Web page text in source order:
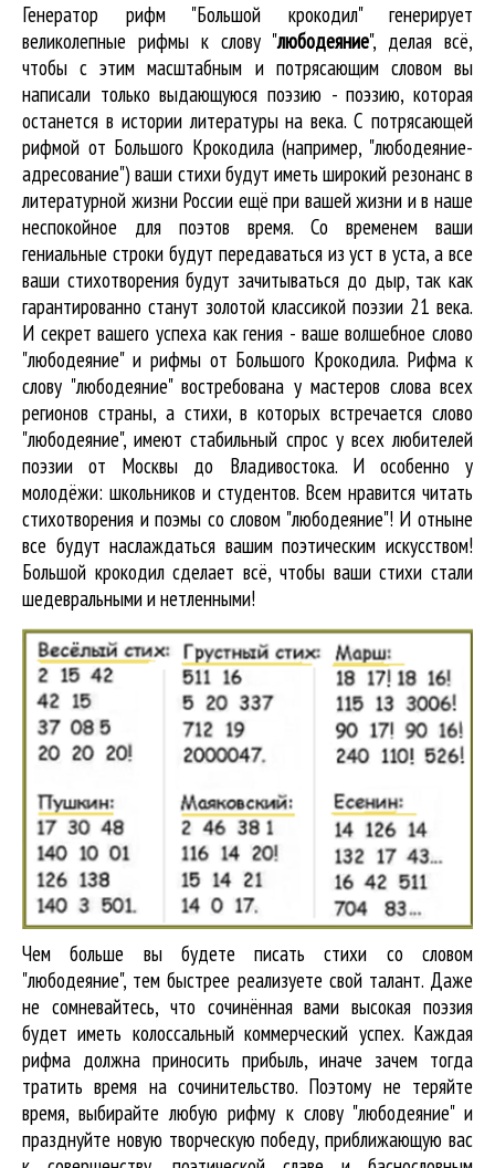
Генератор рифм "Большой крокодил" генерирует
великолепные рифмы к слову "любодеяние", делая всё,
чтобы с этим масштабным и потрясающим словом вы
написали только выдающуюся поэзию - поэзию, которая
останется в истории литературы на века. С потрясающей
рифмой от Большого Крокодила (например, "любодеяние-
адресование") ваши стихи будут иметь широкий резонанс в
литературной жизни России ещё при вашей жизни и в наше
неспокойное для поэтов время. Со временем ваши
гениальные строки будут передаваться из уст в уста, а все
ваши стихотворения будут зачитываться до дыр, так как
гарантированно станут золотой классикой поэзии 21 века.
И секрет вашего успеха как гения - ваше волшебное слово
"любодеяние" и рифмы от Большого Крокодила. Рифма к
слову "любодеяние" востребована у мастеров слова всех
регионов страны, а стихи, в которых встречается слово
"любодеяние", имеют стабильный спрос у всех любителей
поэзии от Москвы до Владивостока. И особенно у
молодёжи: школьников и студентов. Всем нравится читать
стихотворения и поэмы со словом "любодеяние"! И отныне
все будут наслаждаться вашим поэтическим искусством!
Большой крокодил cделает всё, чтобы ваши стихи стали
шедевральными и нетленными!
Чем больше вы будете писать стихи со словом
"любодеяние", тем быстрее реализуете свой талант. Даже
не сомневайтесь, что сочинённая вами высокая поэзия
будет иметь колоссальный коммерческий успех. Каждая
рифма должна приносить прибыль, иначе зачем тогда
тратить время на сочинительство. Поэтому не теряйте
время, выбирайте любую рифму к слову "любодеяние" и
празднуйте новую творческую победу, приближающую вас